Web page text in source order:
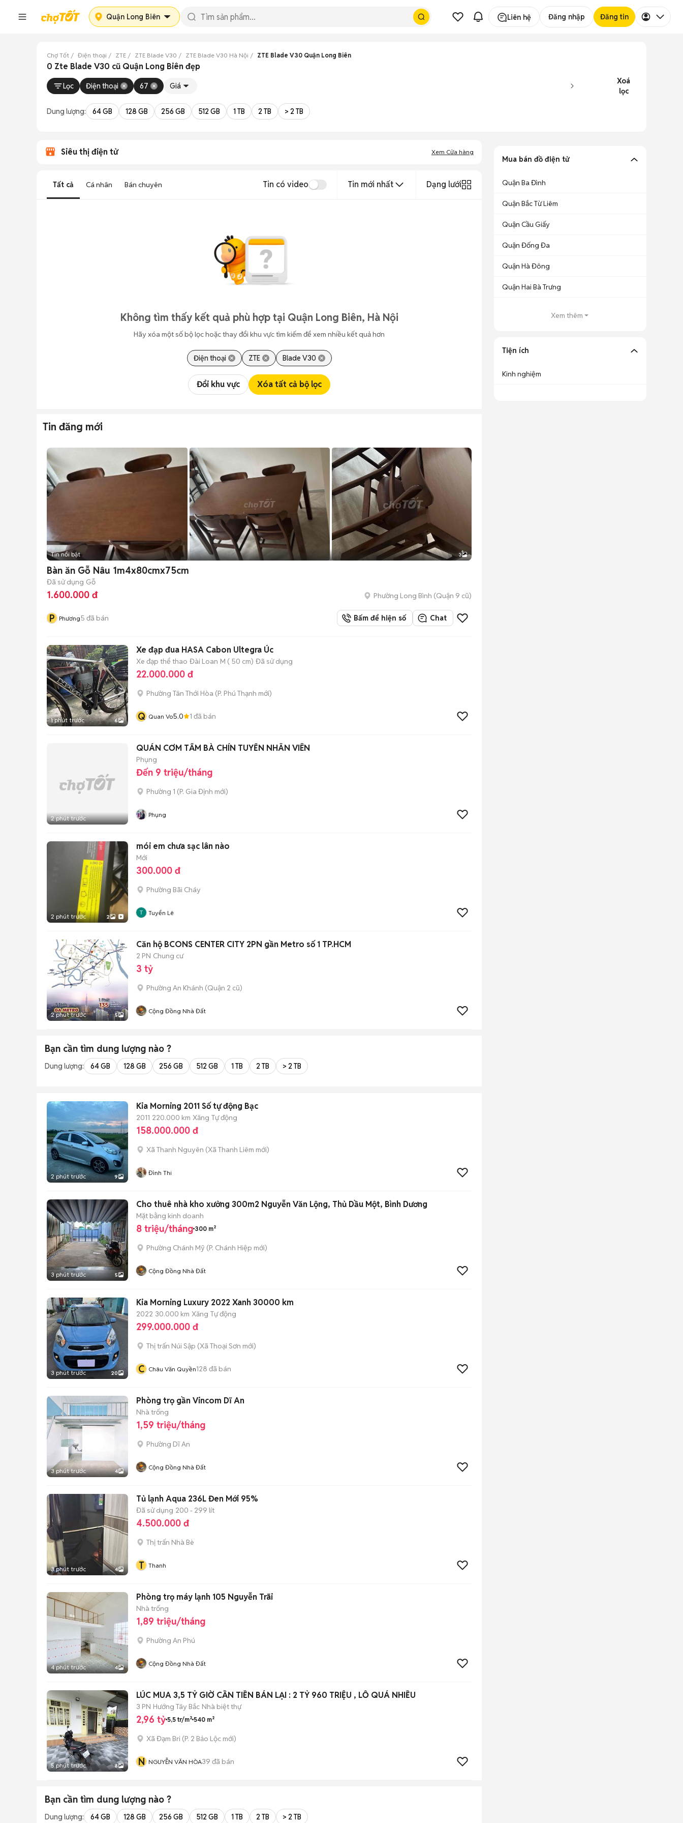
Quận Long Biên Liên hệ Đăng nhập Đăng tin
Chợ Tốt Điện thoại ZTE ZTE Blade V30 ZTE Blade V30 Hà Nội ZTE Blade V30 Quận Long Biên
0 Zte Blade V30 cũ Quận Long Biên đẹp
Lọc Điện thoại 67 Giá
Xoá
lọc
Dung lượng: 64 GB 128 GB 256 GB 512 GB 1 TB 2 TB > 2 TB
Siêu thị điện tử Xem Cửa hàng
Tất cả Cá nhân Bán chuyên Tin có video Tin mới nhất Dạng lưới
Không tìm thấy kết quả phù hợp tại Quận Long Biên, Hà Nội
Hãy xóa một số bộ lọc hoặc thay đổi khu vực tìm kiếm để xem nhiều kết quả hơn
Điện thoại ZTE Blade V30
Đổi khu vực Xóa tất cả bộ lọc
Tin đăng mới
Tin nổi bật 3
Bàn ăn Gỗ Nâu 1m4x80cmx75cm
Đã sử dụng Gỗ
1.600.000 đ Phường Long Bình (Quận 9 cũ)
P Phương5 đã bán Bấm để hiện số Chat
1 phút trước 6
Xe đạp đua HASA Cabon Ultegra Úc
Xe đạp thể thao Đài Loan M ( 50 cm) Đã sử dụng
22.000.000 đ
Phường Tân Thới Hòa (P. Phú Thạnh mới)
Q Quan Vo5.0 1 đã bán
2 phút trước
QUÁN CƠM TẤM BÀ CHÍN TUYỂN NHÂN VIÊN
Phụng
Đến 9 triệu/tháng
Phường 1 (P. Gia Định mới)
Phụng
2 phút trước 2
mói em chưa sạc lân nào
Mới
300.000 đ
Phường Bãi Cháy
Tuyển Lê
2 phút trước 5
Căn hộ BCONS CENTER CITY 2PN gần Metro số 1 TP.HCM
2 PN Chung cư
3 tỷ
Phường An Khánh (Quận 2 cũ)
Cộng Đồng Nhà Đất
Bạn cần tìm dung lượng nào ?
Dung lượng: 64 GB 128 GB 256 GB 512 GB 1 TB 2 TB > 2 TB
2 phút trước 9
Kia Morning 2011 Số tự động Bạc
2011 220.000 km Xăng Tự động
158.000.000 đ
Xã Thanh Nguyên (Xã Thanh Liêm mới)
Đình Thi
3 phút trước 5
Cho thuê nhà kho xưởng 300m2 Nguyễn Văn Lộng, Thủ Dầu Một, Bình Dương
Mặt bằng kinh doanh
8 triệu/tháng 300 m²
Phường Chánh Mỹ (P. Chánh Hiệp mới)
Cộng Đồng Nhà Đất
3 phút trước 20
Kia Morning Luxury 2022 Xanh 30000 km
2022 30.000 km Xăng Tự động
299.000.000 đ
Thị trấn Núi Sập (Xã Thoại Sơn mới)
C Châu Văn Quyền128 đã bán
3 phút trước 4
Phòng trọ gần Vincom Dĩ An
Nhà trống
1,59 triệu/tháng
Phường Dĩ An
Cộng Đồng Nhà Đất
3 phút trước 4
Tủ lạnh Aqua 236L Đen Mới 95%
Đã sử dụng 200 - 299 lít
4.500.000 đ
Thị trấn Nhà Bè
T Thanh
4 phút trước 4
Phòng trọ máy lạnh 105 Nguyễn Trãi
Nhà trống
1,89 triệu/tháng
Phường An Phú
Cộng Đồng Nhà Đất
5 phút trước 8
LÚC MUA 3,5 TỶ GIỜ CẦN TIỀN BÁN LẠI : 2 TỶ 960 TRIỆU , LỖ QUÁ NHIỀU
3 PN Hướng Tây Bắc Nhà biệt thự
2,96 tỷ 5,5 tr/m² 540 m²
Xã Đạm Bri (P. 2 Bảo Lộc mới)
N NGUYỄN VĂN HÒA39 đã bán
Bạn cần tìm dung lượng nào ?
Dung lượng: 64 GB 128 GB 256 GB 512 GB 1 TB 2 TB > 2 TB
Mua bán đồ điện tử
Quận Ba Đình
Quận Bắc Từ Liêm
Quận Cầu Giấy
Quận Đống Đa
Quận Hà Đông
Quận Hai Bà Trưng
Xem thêm
Tiện ích
Kinh nghiệm